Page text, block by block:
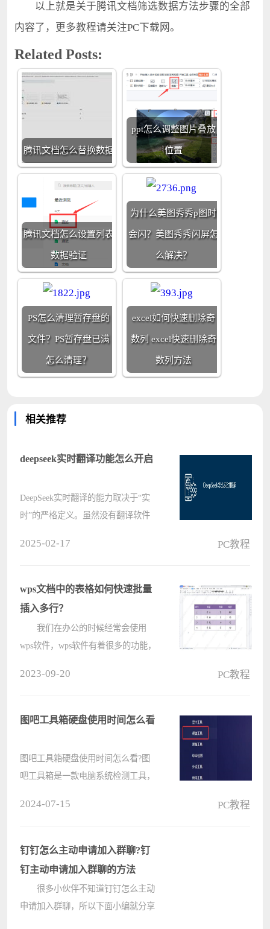
以上就是关于腾讯文档筛选数据方法步骤的全部
内容了，更多教程请关注PC下载网。
Related Posts:
腾讯文档怎么替换数据
ppt怎么调整图片叠放
位置
腾讯文档怎么设置列表
数据验证
为什么美图秀秀p图时
会闪？美图秀秀闪屏怎
么解决？
PS怎么清理暂存盘的
文件？PS暂存盘已满
怎么清理？
excel如何快速删除奇
数列 excel快速删除奇
数列方法
相关推荐
deepseek实时翻译功能怎么开启
DeepSeek实时翻译的能力取决于“实
时”的严格定义。虽然没有翻译软件
同步速度提供翻译。然而，NMT模型
对计算资源????
2025-02-17 PC教程
wps文档中的表格如何快速批量
插入多行？
我们在办公的时候经常会使用
wps软件，wps软件有着很多的功能，
字文档中有一张表格，表格连标题行
2023-09-20 PC教程
图吧工具箱硬盘使用时间怎么看
图吧工具箱硬盘使用时间怎么看?图
吧工具箱是一款电脑系统检测工具，
呢?具体的方法分享给大家。 图吧工
具????
2024-07-15 PC教程
钉钉怎么主动申请加入群聊?钉
钉主动申请加入群聊的方法
很多小伙伴不知道钉钉怎么主动
申请加入群聊，所以下面小编就分享